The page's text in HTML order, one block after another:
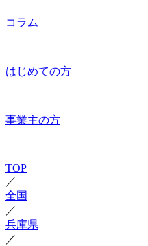
コラム
はじめての方
事業主の方
TOP
／
全国
／
兵庫県
／